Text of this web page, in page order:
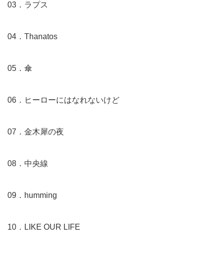
03．ラプス
04．Thanatos
05．傘
06．ヒーローにはなれないけど
07．金木犀の夜
08．中央線
09．humming
10．LIKE OUR LIFE